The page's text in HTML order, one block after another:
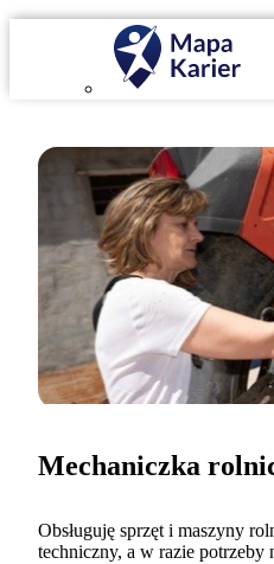
Mechaniczka
Obsługuję sprzęt i maszyny
techniczny, a w razie potrzeby